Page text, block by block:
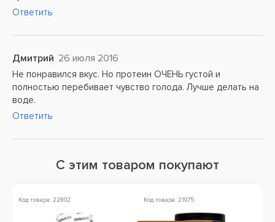
Ответить
Дмитрий 26 июля 2016
Не понравился вкус. Но протеин ОЧЕНЬ густой и
полностью перебивает чувство голода. Лучше делать на
воде.
Ответить
С этим товаром покупают
Код товара: 22802 Код товара: 21975